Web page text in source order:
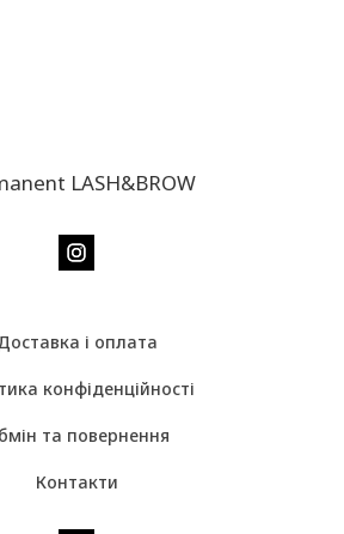
LASH&BROW
і оплата
конфіденційності
та повернення
Контакти